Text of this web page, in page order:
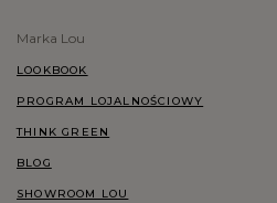
Marka Lou
LOOKBOOK
PROGRAM LOJALNOŚCIOWY
THINK GREEN
BLOG
SHOWROOM LOU